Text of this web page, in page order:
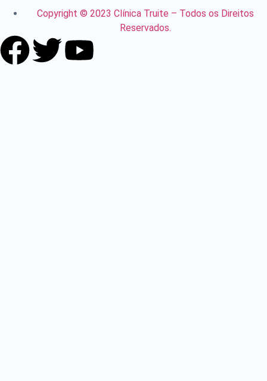
Copyright © 2023 Clínica Truite – Todos os Direitos
Reservados.